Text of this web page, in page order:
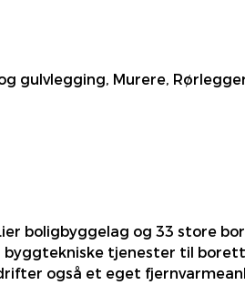
gulvlegging, Murere,
boligbyggelag og 33 store
tjenester til
også et eget